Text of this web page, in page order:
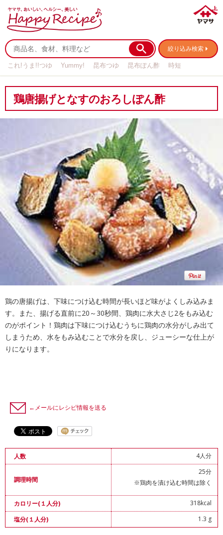
絞り込み検索
これ!うま!!つゆ Yummy! 昆布つゆ 昆布ぽん酢
時短
鶏唐揚げとなすのおろしぽん酢
鶏の唐揚げは、下味につけ込む時間が長いほど味がよくしみ込みま
す。また、揚げる直前に20～30秒間、鶏肉に水大さじ2をもみ込む
のがポイント！鶏肉は下味につけ込むうちに鶏肉の水分がしみ出て
しまうため、水をもみ込むことで水分を戻し、ジューシーな仕上が
りになります。
←メールにレシピ情報を送る
人数 4人分
調理時間
25分
※鶏肉を漬け込む時間は除く
カロリー(１人分)
318kcal
塩分(１人分)
1.3 g